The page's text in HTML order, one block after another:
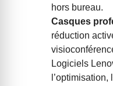
hors bureau.
Casques
réduction
Logiciels